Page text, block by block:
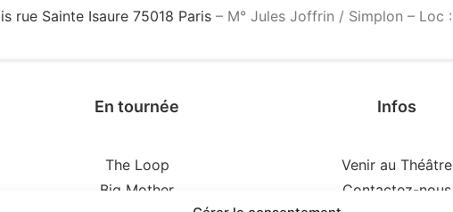
rue Sainte Isaure 75018 Paris – M° Jules Joffrin / Simplon – Loc :
En tournée
The Loop
Big Mother
Infos
Venir au Théâtre
Contactez-nous